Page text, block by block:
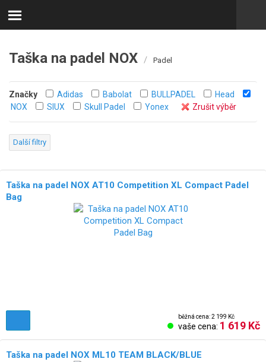
Taška na padel NOX / Padel
Značky Adidas Babolat BULLPADEL
Head
NOX
SIUX Skull Padel Yonex Zrušit výběr
Další filtry
Taška na padel NOX AT10 Competition XL Compact Padel
Bag
běžná cena: 2 199 Kč
vaše cena: 1 619 Kč
Taška na padel NOX ML10 TEAM BLACK/BLUE